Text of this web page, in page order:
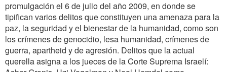
promulgación el 6 de julio del año 2009, en donde se
tipifican varios delitos que constituyen una amenaza para la
paz, la seguridad y el bienestar de la humanidad, como son
los crímenes de genocidio, lesa humanidad, crímenes de
guerra, apartheid y de agresión. Delitos que la actual
querella asigna a los jueces de la Corte Suprema Israelí: